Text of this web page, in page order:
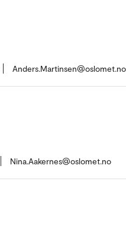
Anders.Martinsen@oslomet.no
Nina.Aakernes@oslomet.no